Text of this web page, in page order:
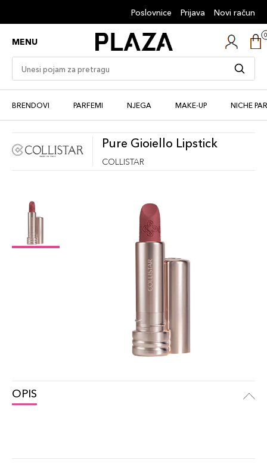
Poslovnice Prijava Novi račun
MENU
BRENDOVI PARFEMI NJEGA MAKE-UP NICHE
Pure Gioiello Lipstick
COLLISTAR
OPIS